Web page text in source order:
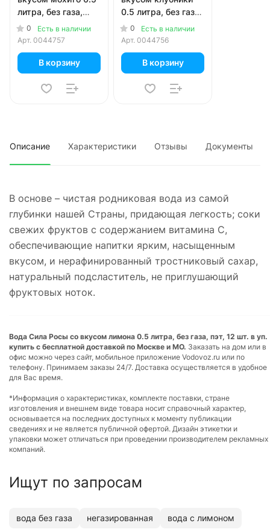
литра, без газа,
пэт, 12 шт. в уп.
0
Есть в наличии
Арт. 0044757
В корзину
0.5 литра, без газа,
пэт, 12 шт. в уп.
0
Есть в наличии
Арт. 0044756
В корзину
Описание Характеристики Отзывы Документы
В основе – чистая родниковая вода из самой
глубинки нашей Страны, придающая легкость; соки
свежих фруктов с содержанием витамина С,
обеспечивающие напитки ярким, насыщенным
вкусом, и нерафинированный тростниковый сахар,
натуральный подсластитель, не приглушающий
фруктовых ноток.
Вода Сила Росы со вкусом лимона 0.5 литра, без газа, пэт, 12 шт. в уп.
купить с бесплатной доставкой по Москве и МО. Заказать на дом или в
офис можно через сайт, мобильное приложение Vodovoz.ru или по
телефону. Принимаем заказы 24/7. Доставка осуществляется в удобное
для Вас время.
*Информация о характеристиках, комплекте поставки, стране
изготовления и внешнем виде товара носит справочный характер,
основывается на последних доступных к моменту публикации
сведениях и не является публичной офертой. Дизайн этикетки и
упаковки может отличаться при проведении производителем рекламных
компаний.
Ищут по запросам
вода без газа негазированная вода с лимоном